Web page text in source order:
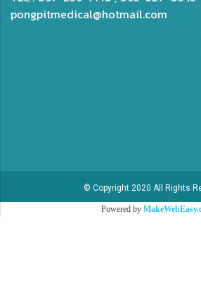
pongpitmedical@hotmail.com
© Copyright 2020 All Rights
Powered by